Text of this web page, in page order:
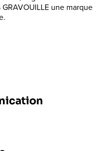
une marque